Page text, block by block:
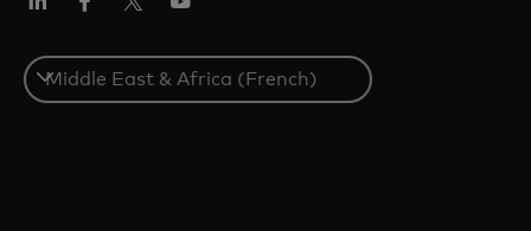
Select
a
country